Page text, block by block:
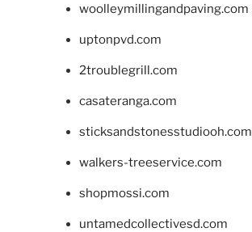
woolleymillingandpaving.com
uptonpvd.com
2troublegrill.com
casateranga.com
sticksandstonesstudiooh.com
walkers-treeservice.com
shopmossi.com
untamedcollectivesd.com